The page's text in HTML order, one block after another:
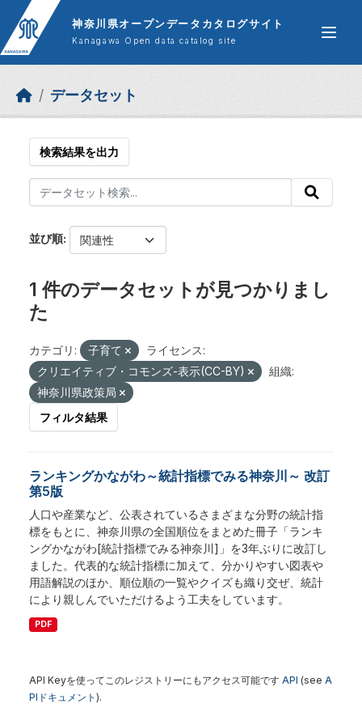
Skip to main content
神奈川県オープンデータカタログサイト
Kanagawa Open data catalog site
データセット
検索結果を出力
並び順
1 件のデータセットが見つかりまし
た
カテゴリ: 子育て
ライセンス:
クリエイティブ・コモンズ-表示(CC-BY)
組織:
神奈川県政策局
フィルタ結果
ランキングかながわ～統計指標でみる神奈川～ 改訂
第5版
人口や産業など、公表されているさまざまな分野の統計指
標をもとに、神奈川県の全国順位をまとめた冊子「ランキ
ングかながわ[統計指標でみる神奈川]」を3年ぶりに改訂し
ました。代表的な統計指標に加えて、分かりやすい図表や
用語解説のほか、順位順の一覧やクイズも織り交ぜ、統計
により親しんでいただけるよう工夫をしています。
PDF
API Keyを使ってこのレジストリーにもアクセス可能です API (see A
PIドキュメント ).